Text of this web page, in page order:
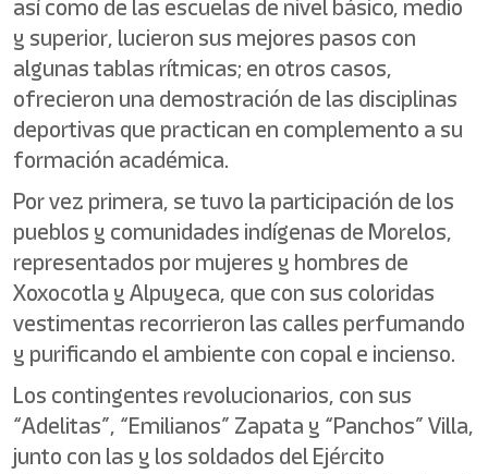
así como de las escuelas de nivel básico, medio
y superior, lucieron sus mejores pasos con
algunas tablas rítmicas; en otros casos,
ofrecieron una demostración de las disciplinas
deportivas que practican en complemento a su
formación académica.
Por vez primera, se tuvo la participación de los
pueblos y comunidades indígenas de Morelos,
representados por mujeres y hombres de
Xoxocotla y Alpuyeca, que con sus coloridas
vestimentas recorrieron las calles perfumando
y purificando el ambiente con copal e incienso.
Los contingentes revolucionarios, con sus
“Adelitas”, “Emilianos” Zapata y “Panchos” Villa,
junto con las y los soldados del Ejército